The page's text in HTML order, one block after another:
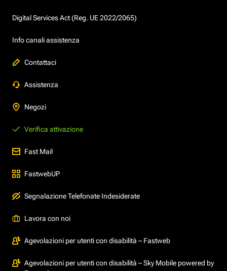
Digital Services Act (Reg. UE 2022/2065)
Info canali assistenza
Contattaci
Assistenza
Negozi
Verifica attivazione
Fast Mail
FastwebUP
Segnalazione Telefonate Indesiderate
Lavora con noi
Agevolazioni per utenti con disabilità – Fastweb
Agevolazioni per utenti con disabilità – Sky Mobile powered by